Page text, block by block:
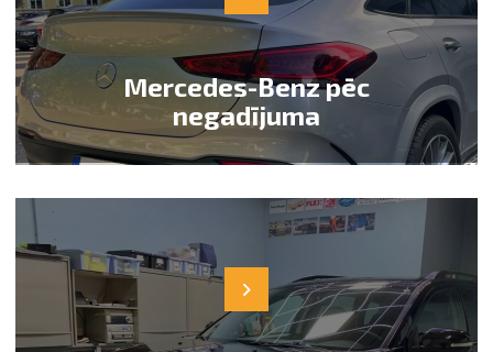
Mercedes-Benz pēc
negadījuma